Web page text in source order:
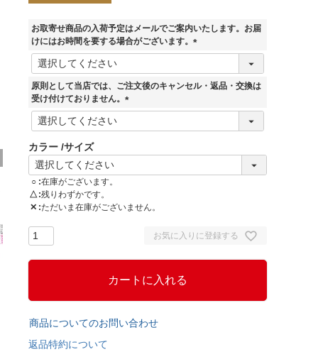
お取寄せ商品の入荷予定はメールでご案内いたします。お届
けにはお時間を要する場合がございます。
(
須
原則として当店では、ご注文後のキャンセル・返品・交換は
受け付けておりません。
(
)
カラー サイズ
○ 在庫がございます。
△ 残りわずかです。
✕ ただいま在庫がございません。
お気に入りに登録する
カートに入れる
商品についてのお問い合わせ
返品特約について